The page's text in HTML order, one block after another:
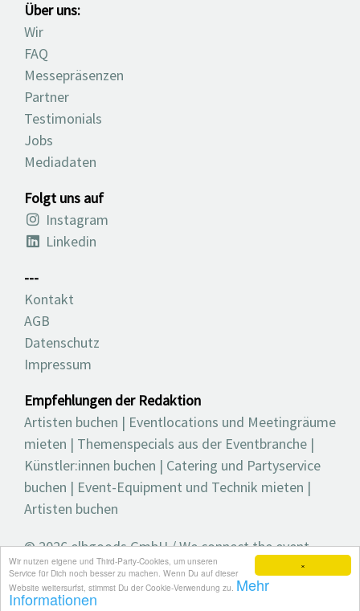
×
Wir nutzen eigene und Third-Party-Cookies, um unseren
Service für Dich noch besser zu machen. Wenn Du auf dieser
Website weitersurfst, stimmst Du der Cookie-Verwendung zu. Mehr
Informationen
Über uns:
Wir
FAQ
Messepräsenzen
Partner
Testimonials
Jobs
Mediadaten
Folgt uns auf
Instagram
Linkedin
---
Kontakt
AGB
Datenschutz
Impressum
Empfehlungen der Redaktion
Artisten buchen | Eventlocations und Meetingräume
mieten | Themenspecials aus der Eventbranche |
Künstler:innen buchen | Catering und Partyservice
buchen | Event-Equipment und Technik mieten |
Artisten buchen
© 2026 elbgoods GmbH / We connect the event
industry / Medienvielfalt für die Eventplanung /
Eventbranchenbuch, Blog, Magazin und mehr